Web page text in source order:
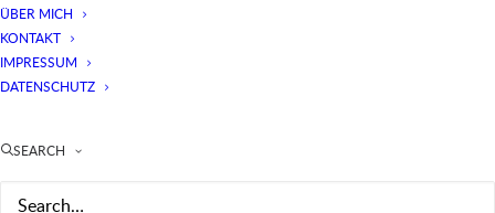
ÜBER MICH
KONTAKT
IMPRESSUM
DATENSCHUTZ
SEARCH